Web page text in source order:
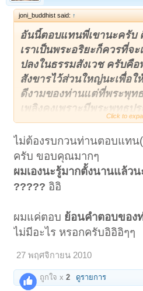
joni_buddhist said: ↑
อันนี้ตอบแทนพี่เขานะครับ
เราเป็นพระอริยะก็ควรที่จ
ปลงในธรรมสังเวช ครับคื
สังขารไว้ส่วนใหญ่นะเพื่อใ
ดีงามของท่านแต่ที่พระพุท
เพลิงคงเพราะมีพระพุทธป
พระบรมสารีริกธาตุที่ได้โป
มากกว่าส่วนกรณีน้องๆๆท
จะฝังเพราะปัญหาต่างๆจะ
ไอ้คนใจผีเอาธาตุเอาขันธ์น้
ครับจึงอยากให้เผา เพราะ
เป็นของหายากและเป็นสิ่ง
ครับ
Click to
ไม่ต้องรบกวนท่านตอบแทน
ครับ ขอบคุณมากๆ
ผมเองนะรู้มากตั้งนานแล้ว
????? อิอิ
ผมแค่ตอบ ย้อนคำตอบของ
ไม่มีอะไร หรอกครับอิอิอิๆๆ
27 พฤศจิกายน 2010
ถูกใจ x2 ดูรายการ